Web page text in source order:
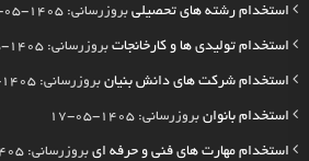
استخدام رشته های تحصیلی بروزرسانی: 1405-05-17
استخدام تولیدی ها و کارخانجات بروزرسانی: 1405-05-17
استخدام شرکت های دانش بنیان بروزرسانی: 1405-05-17
استخدام بانوان بروزرسانی: 1405-05-17
استخدام مهارت های فنی و حرفه ای بروزرسانی: 1405-05-17